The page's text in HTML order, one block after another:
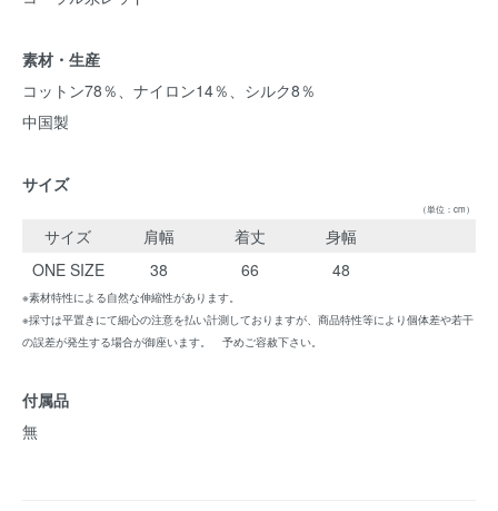
素材・生産
コットン78％、ナイロン14％、シルク8％
中国製
サイズ
（単位：cm）
サイズ 肩幅 着丈
身幅
ONE SIZE
38 66 48
※素材特性による自然な伸縮性があります。
※採寸は平置きにて細心の注意を払い計測しておりますが、商品特性等により個体差や若干
の誤差が発生する場合が御座います。 予めご容赦下さい。
付属品
無